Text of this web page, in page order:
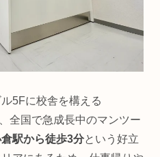
5Fに校舎を構える
全国で急成長中のマンツー
駅から徒歩3分という好立